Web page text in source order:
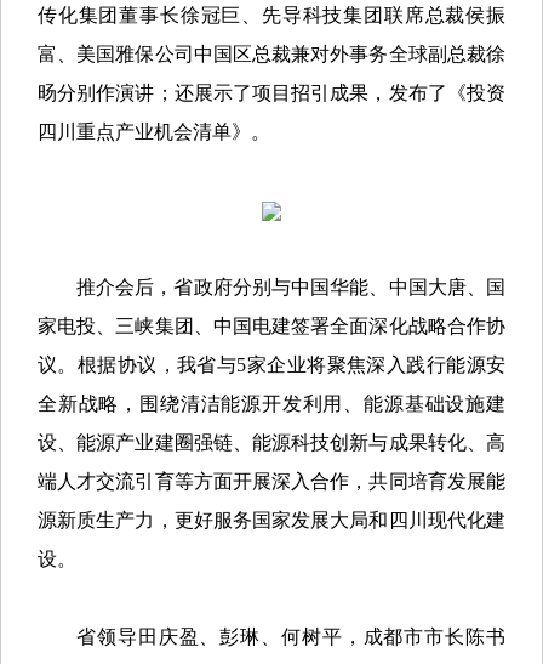
传化集团董事长徐冠巨、先导科技集团联席总裁侯振
富、美国雅保公司中国区总裁兼对外事务全球副总裁徐
旸分别作演讲；还展示了项目招引成果，发布了《投资
四川重点产业机会清单》。
推介会后，省政府分别与中国华能、中国大唐、国
家电投、三峡集团、中国电建签署全面深化战略合作协
议。根据协议，我省与5家企业将聚焦深入践行能源安
全新战略，围绕清洁能源开发利用、能源基础设施建
设、能源产业建圈强链、能源科技创新与成果转化、高
端人才交流引育等方面开展深入合作，共同培育发展能
源新质生产力，更好服务国家发展大局和四川现代化建
设。
省领导田庆盈、彭琳、何树平，成都市市长陈书